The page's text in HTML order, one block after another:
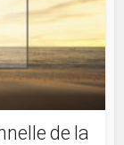
de la